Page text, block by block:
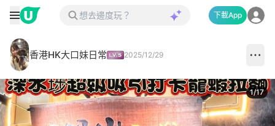
下載App
香港HK大口妹日常 2025/12/29
1/17